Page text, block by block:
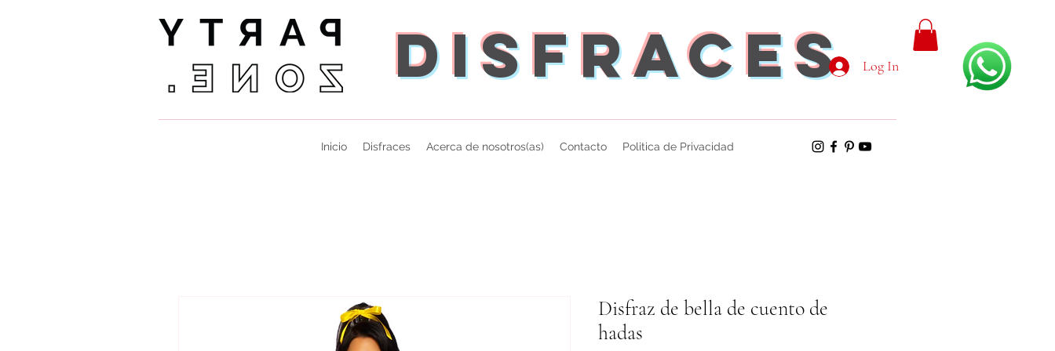
DisfracesLog In
Inicio Disfraces Acerca de nosotros(as) Contacto Politica de Privacidad
Disfraz de bella de cuento de
hadas